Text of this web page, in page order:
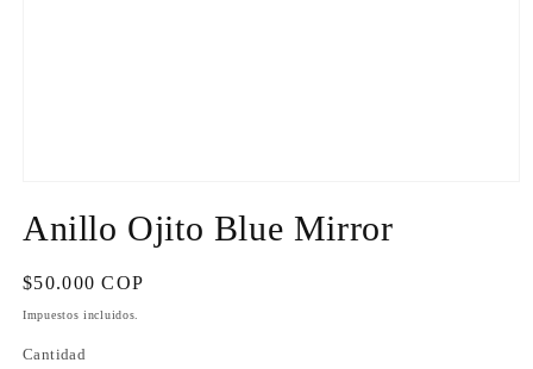
multimedia
1
una
ventana
modal
Anillo Ojito Blue Mirror
Precio
habitual
$50.000 COP
Impuestos incluidos.
Cantidad
Cantidad